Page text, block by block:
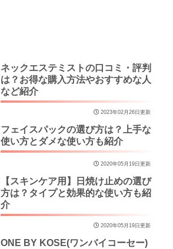
ネックエステミストの口コミ・評判
は？お得な購入方法やおすすめな人
など紹介
2023年02月26日更新
フェイスパックの選び方は？上手な
使い方とダメな使い方も紹介
2020年05月19日更新
【スキンケア用】日焼け止めの選び
方は？タイプと効果的な使い方も紹
介
2020年05月19日更新
ONE BY KOSE(ワンバイコーセー)